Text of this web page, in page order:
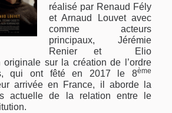
réalisé par Renaud Fély
et Arnaud Louvet avec
comme acteurs
principaux, Jérémie
Renier et Elio
originale sur la création de l’ordre
qui ont fêté en 2017 le 8ème
arrivée en France, il aborde la
actuelle de la relation entre le